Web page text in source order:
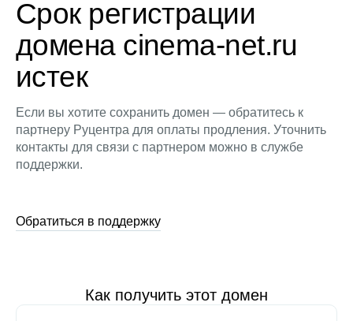
Срок регистрации
домена cinema-net.ru
истек
Если вы хотите сохранить домен — обратитесь к
партнеру Руцентра для оплаты продления. Уточнить
контакты для связи с партнером можно в службе
поддержки.
Обратиться в поддержку
Как получить этот домен